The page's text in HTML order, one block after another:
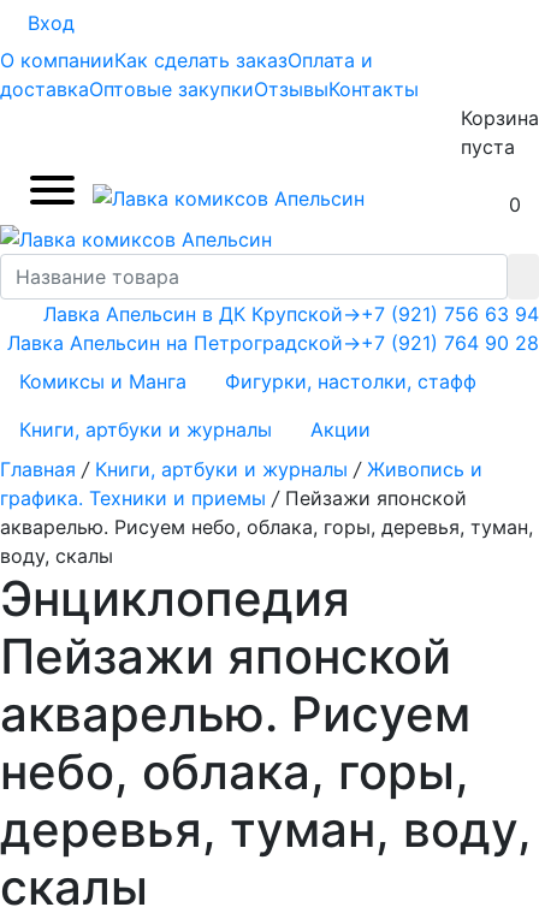
Вход
О компанииКак сделать заказОплата и
доставкаОптовые закупкиОтзывыКонтакты
Корзина
пуста
0
+7 (921) 756 63 94
+7 (921) 764 90 28
Лавка Апельсин в ДК Крупской→
Лавка Апельсин на Петроградской→
Комиксы и Манга
Фигурки, настолки, стафф
Книги, артбуки и журналы
Акции
Главная / Книги, артбуки и журналы / Живопись и
графика. Техники и приемы / Пейзажи японской
акварелью. Рисуем небо, облака, горы, деревья, туман,
воду, скалы
Энциклопедия
Пейзажи японской
акварелью. Рисуем
небо, облака, горы,
деревья, туман, воду,
скалы